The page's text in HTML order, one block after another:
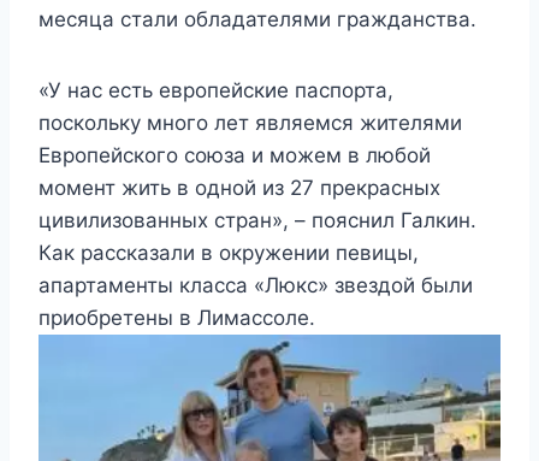
месяца стали обладателями гражданства.
«У нас есть европейские паспорта,
поскольку много лет являемся жителями
Европейского союза и можем в любой
момент жить в одной из 27 прекрасных
цивилизованных стран», – пояснил Галкин.
Как рассказали в окружении певицы,
апартаменты класса «Люкс» звездой были
приобретены в Лимассоле.